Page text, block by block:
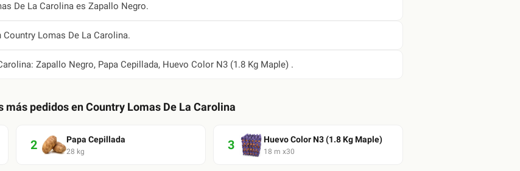
De La Carolina es Zapallo Negro.
Lomas De La Carolina.
Zapallo Negro, Papa Cepillada, Huevo Color N3 (1.8 Kg Maple) .
más pedidos enCountry Lomas De La Carolina
2 Papa Cepillada
28 kg 3 Huevo Color N3 (1.8 Kg Maple)
18 m x30